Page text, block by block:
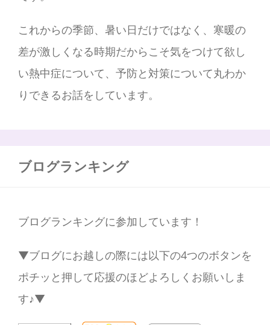
これからの季節、暑い日だけではなく、寒暖の
差が激しくなる時期だからこそ気をつけて欲し
い熱中症について、予防と対策について丸わか
りできるお話をしています。
ブログランキング
ブログランキングに参加しています！
▼ブログにお越しの際には以下の4つのボタンを
ポチッと押して応援のほどよろしくお願いしま
す♪▼